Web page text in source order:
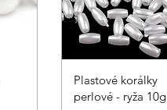
Rychlý náhled
Plastové korálky
perlové - ryža 10g